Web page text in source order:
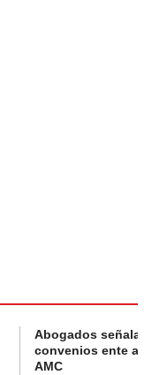
Abogados
convenios ente
AMC